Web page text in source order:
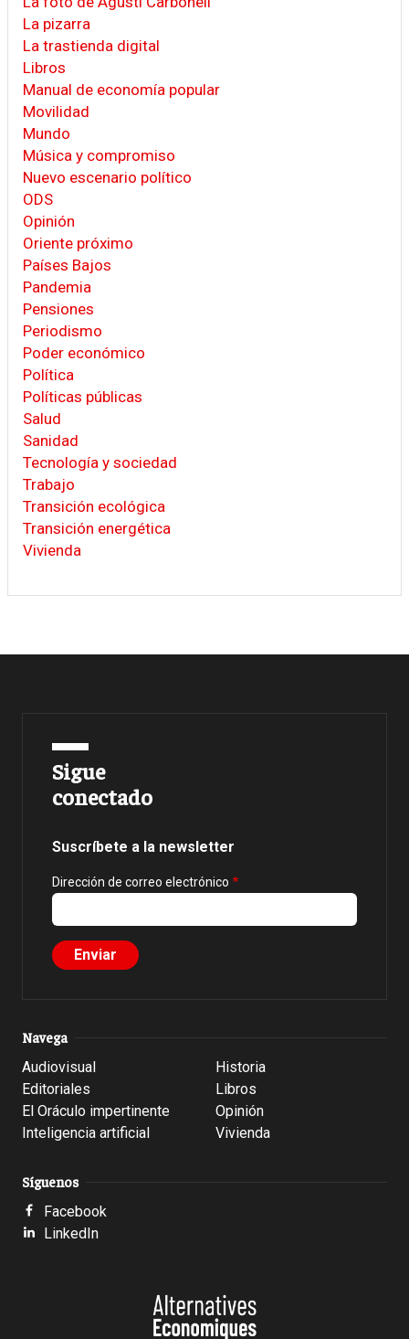
La pizarra
La trastienda digital
Libros
Manual de economía popular
Movilidad
Mundo
Música y compromiso
Nuevo escenario político
ODS
Opinión
Oriente próximo
Países Bajos
Pandemia
Pensiones
Periodismo
Poder económico
Política
Políticas públicas
Salud
Sanidad
Tecnología y sociedad
Trabajo
Transición ecológica
Transición energética
Vivienda
Sigue
conectado
Suscríbete a la newsletter
Dirección de correo electrónico
Navega
Audiovisual
Editoriales
El Oráculo impertinente
Inteligencia artificial
Historia
Libros
Opinión
Vivienda
Síguenos
Facebook
LinkedIn